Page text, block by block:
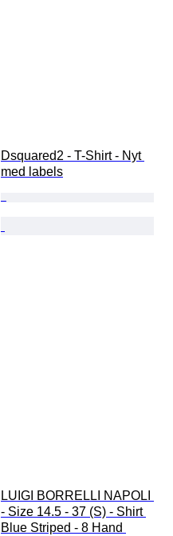
Dsquared2 - T-Shirt - Nyt
med labels
LUIGI BORRELLI NAPOLI
- Size 14.5 - 37 (S) - Shirt
Blue Striped - 8 Hand